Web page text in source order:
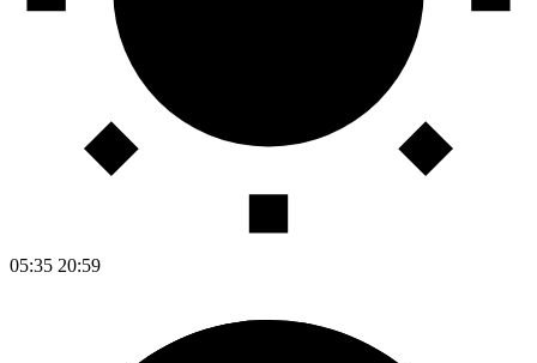
05:35 20:59